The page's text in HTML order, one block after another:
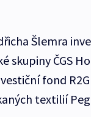
Šlemra
skupiny ČGS
fond
textilií